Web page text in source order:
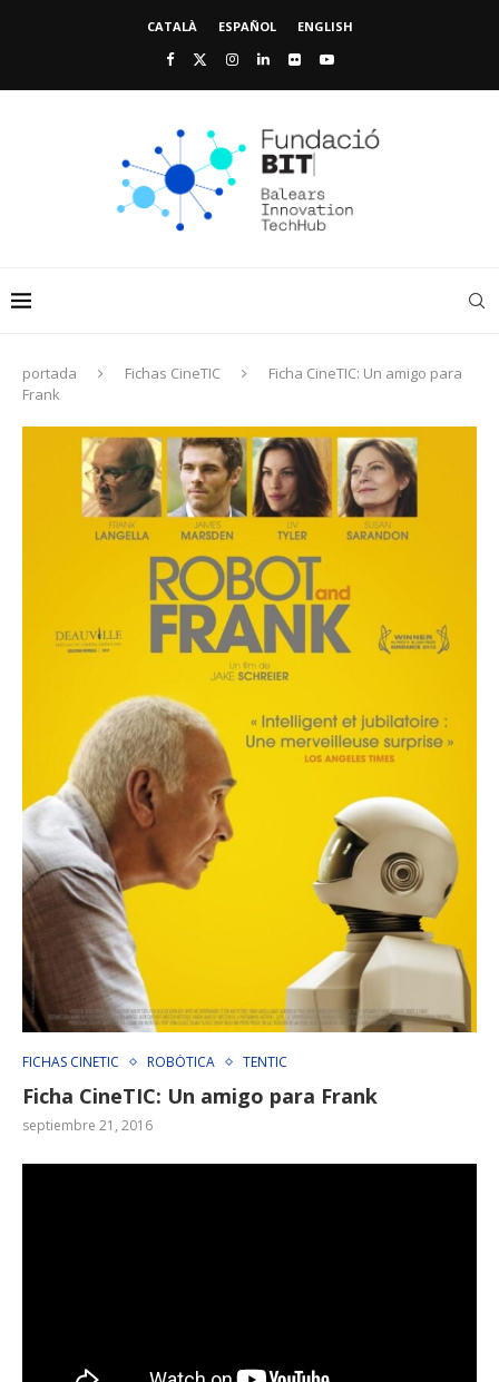
CATALÀ ESPAÑOL ENGLISH
portada Fichas CineTIC
Ficha CineTIC: Un amigo para
Frank
FICHAS CINETIC ROBÓTICA TENTIC
Ficha CineTIC: Un amigo para Frank
septiembre 21, 2016